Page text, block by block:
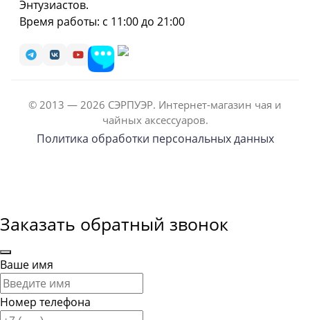
Энтузиастов.
Время работы: с 11:00 до 21:00
© 2013 — 2026 СЭРПУЭР. Интернет-магазин чая и
чайных аксессуаров.
Политика обработки персональных данных
Заказать обратный звонок
Ваше имя
Номер телефона